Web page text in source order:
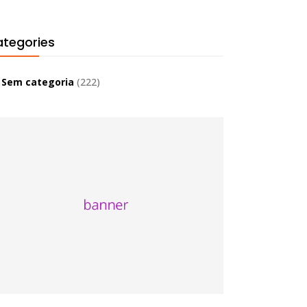
Sem categoria (222)